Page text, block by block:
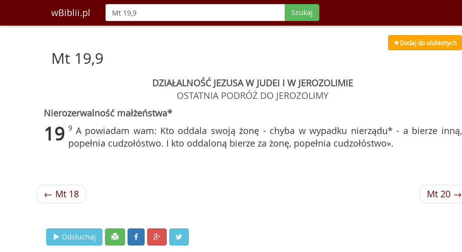
wBiblii.pl Szukaj
Dodaj do ulubionych
Mt 19,9
DZIAŁALNOŚĆ JEZUSA W JUDEI I W JEROZOLIMIE
OSTATNIA PODRÓŻ DO JEROZOLIMY
Nierozerwalność małżeństwa*
19 9 A powiadam wam: Kto oddala swoją żonę - chyba w wypadku nierządu* - a bierze inną,
popełnia cudzołóstwo. I kto oddaloną bierze za żonę, popełnia cudzołóstwo».
← Mt 18 Mt 20 →
Odsłuchaj